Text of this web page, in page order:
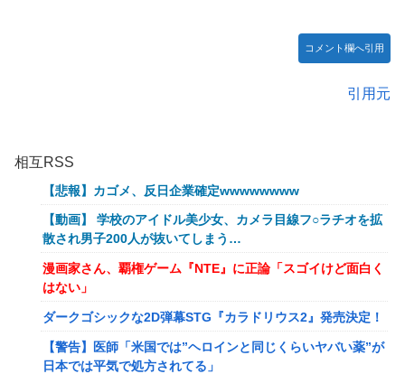
コメント欄へ引用
引用元
相互RSS
【悲報】カゴメ、反日企業確定wwwwwwww
【動画】 学校のアイドル美少女、カメラ目線フ○ラチオを拡
散され男子200人が抜いてしまう…
漫画家さん、覇権ゲーム『NTE』に正論「スゴイけど面白く
はない」
ダークゴシックな2D弾幕STG『カラドリウス2』発売決定！
【警告】医師「米国では”ヘロインと同じくらいヤバい薬”が
日本では平気で処方されてる」